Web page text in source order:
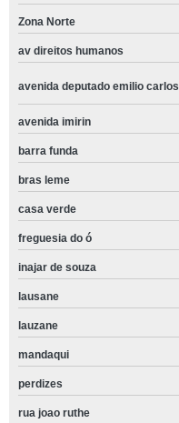
Zona Norte
av direitos humanos
avenida deputado emilio carlos
avenida imirin
barra funda
bras leme
casa verde
freguesia do ó
inajar de souza
lausane
lauzane
mandaqui
perdizes
rua joao ruthe